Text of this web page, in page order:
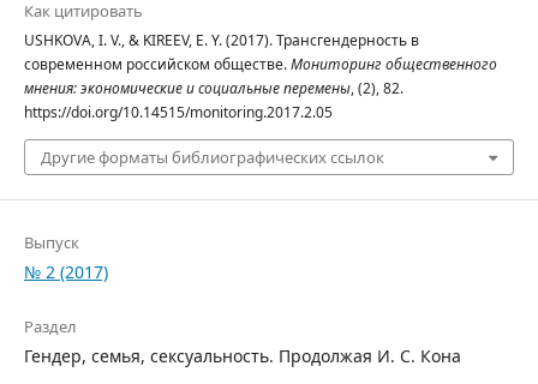
Как цитировать
USHKOVA, I. V., & KIREEV, E. Y. (2017). Трансгендерность в
современном российском обществе.Мониторинг общественного
мнения: экономические и социальные перемены, (2), 82.
https://doi.org/10.14515/monitoring.2017.2.05
Другие форматы библиографических ссылок
Выпуск
№ 2 (2017)
Раздел
Гендер, семья, сексуальность. Продолжая И. С. Кона